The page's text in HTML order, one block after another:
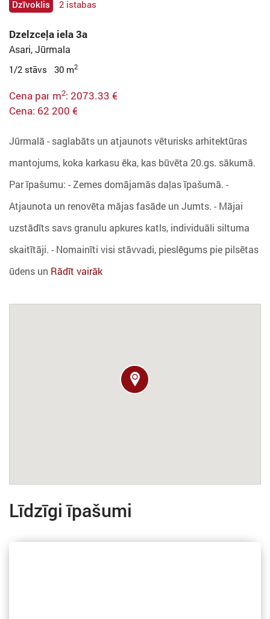
Dzīvoklis 2 istabas
Dzelzceļa iela 3a
Asari, Jūrmala
1/2 stāvs 30 m2
Cena par m2: 2073.33 €
Cena: 62 200 €
Jūrmalā - saglabāts un atjaunots vēturisks arhitektūras
mantojums, koka karkasu ēka, kas būvēta 20.gs. sākumā.
Par īpašumu: - Zemes domājamās daļas īpašumā. -
Atjaunota un renovēta mājas fasāde un Jumts. - Mājai
uzstādīts savs granulu apkures katls, individuāli siltuma
skaitītāji. - Nomainīti visi stāvvadi, pieslēgums pie pilsētas
ūdens un Rādīt vairāk
Līdzīgi īpašumi